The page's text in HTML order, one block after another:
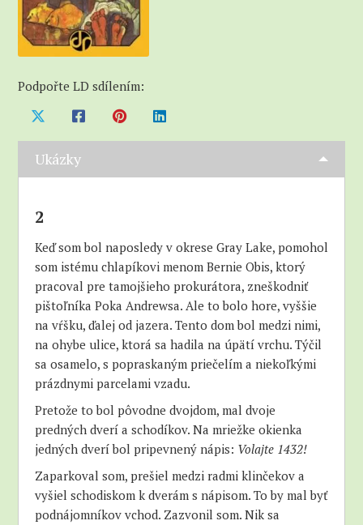
Podpořte LD sdílením:
Ukázky
2
Keď som bol naposledy v okrese Gray Lake, pomohol
som istému chlapíkovi menom Bernie Obis, ktorý
pracoval pre tamojšieho prokurátora, zneškodniť
pištoľníka Poka Andrewsa. Ale to bolo hore, vyššie
na vŕšku, ďalej od jazera. Tento dom bol medzi nimi,
na ohybe ulice, ktorá sa hadila na úpätí vrchu. Týčil
sa osamelo, s popraskaným priečelím a niekoľkými
prázdnymi parcelami vzadu.
Pretože to bol pôvodne dvojdom, mal dvoje
predných dverí a schodíkov. Na mriežke okienka
jedných dverí bol pripevnený nápis: Volajte 1432!
Zaparkoval som, prešiel medzi radmi klinčekov a
vyšiel schodiskom k dverám s nápisom. To by mal byť
podnájomníkov vchod. Zazvonil som. Nik sa